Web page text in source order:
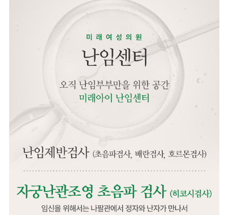
자궁경수술의
01
출혈과 흉터가 거의 없음 02
03당일 퇴원 가능 04빠른